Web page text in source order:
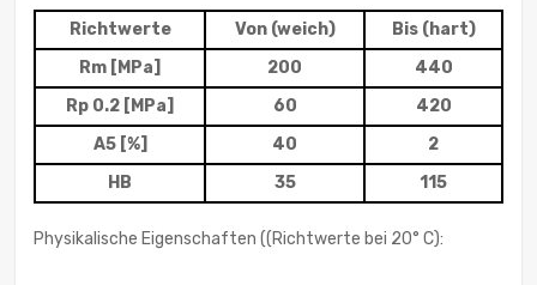
Richtwerte Von (weich)
Bis (hart)
Rm [MPa]
200
440
Rp 0.2 [MPa]
60
420
A5 [%]
40
2
HB
35 115
Physikalische Eigenschaften ((Richtwerte bei 20° C):